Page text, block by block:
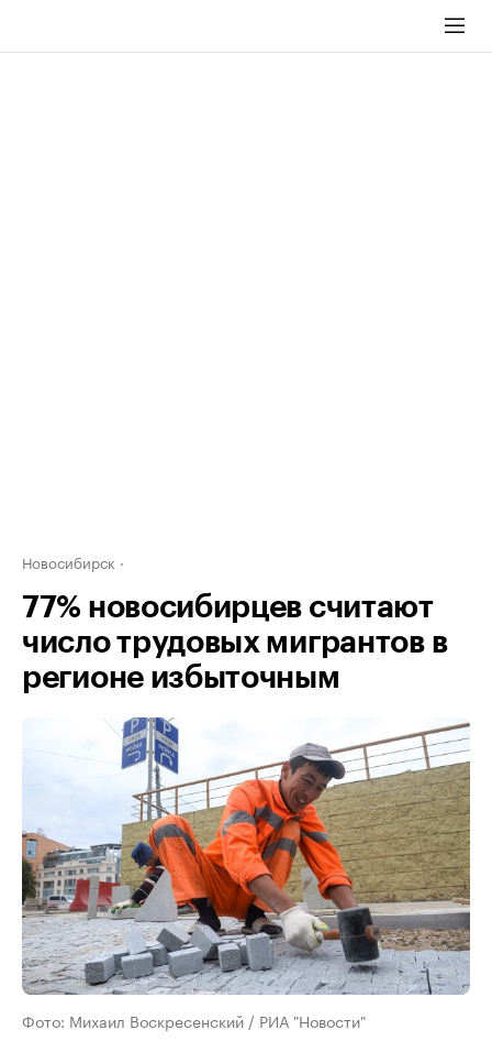
Новосибирск
77% новосибирцев считают
число трудовых мигрантов в
регионе избыточным
Фото: Михаил Воскресенский / РИА "Новости"